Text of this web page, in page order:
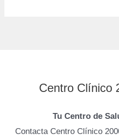
Centro Clínico
Tu Centro de
Contacta Centro Clínico